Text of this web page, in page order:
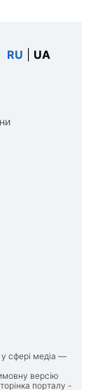
RU UA
у сфері медіа —
версію
порталу -